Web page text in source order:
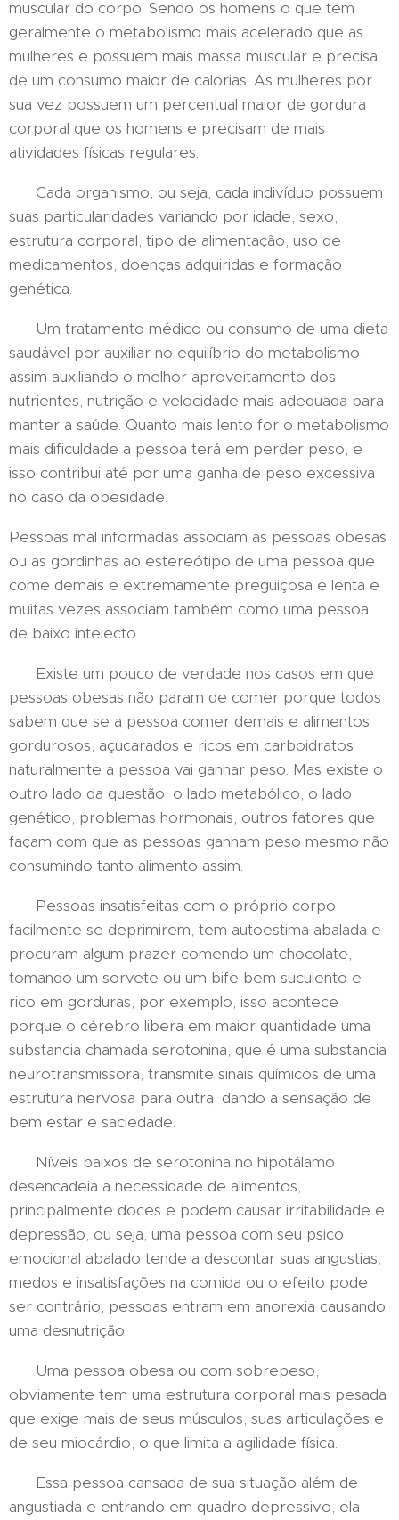
muscular do corpo. Sendo os homens o que tem
geralmente o metabolismo mais acelerado que as
mulheres e possuem mais massa muscular e precisa
de um consumo maior de calorias. As mulheres por
sua vez possuem um percentual maior de gordura
corporal que os homens e precisam de mais
atividades físicas regulares.
Cada organismo, ou seja, cada indivíduo possuem
suas particularidades variando por idade, sexo,
estrutura corporal, tipo de alimentação, uso de
medicamentos, doenças adquiridas e formação
genética.
Um tratamento médico ou consumo de uma dieta
saudável por auxiliar no equilíbrio do metabolismo,
assim auxiliando o melhor aproveitamento dos
nutrientes, nutrição e velocidade mais adequada para
manter a saúde. Quanto mais lento for o metabolismo
mais dificuldade a pessoa terá em perder peso, e
isso contribui até por uma ganha de peso excessiva
no caso da obesidade.
Pessoas mal informadas associam as pessoas obesas
ou as gordinhas ao estereótipo de uma pessoa que
come demais e extremamente preguiçosa e lenta e
muitas vezes associam também como uma pessoa
de baixo intelecto.
Existe um pouco de verdade nos casos em que
pessoas obesas não param de comer porque todos
sabem que se a pessoa comer demais e alimentos
gordurosos, açucarados e ricos em carboidratos
naturalmente a pessoa vai ganhar peso. Mas existe o
outro lado da questão, o lado metabólico, o lado
genético, problemas hormonais, outros fatores que
façam com que as pessoas ganham peso mesmo não
consumindo tanto alimento assim.
Pessoas insatisfeitas com o próprio corpo
facilmente se deprimirem, tem autoestima abalada e
procuram algum prazer comendo um chocolate,
tomando um sorvete ou um bife bem suculento e
rico em gorduras, por exemplo, isso acontece
porque o cérebro libera em maior quantidade uma
substancia chamada serotonina, que é uma substancia
neurotransmissora, transmite sinais químicos de uma
estrutura nervosa para outra, dando a sensação de
bem estar e saciedade.
Níveis baixos de serotonina no hipotálamo
desencadeia a necessidade de alimentos,
principalmente doces e podem causar irritabilidade e
depressão, ou seja, uma pessoa com seu psico
emocional abalado tende a descontar suas angustias,
medos e insatisfações na comida ou o efeito pode
ser contrário, pessoas entram em anorexia causando
uma desnutrição.
Uma pessoa obesa ou com sobrepeso,
obviamente tem uma estrutura corporal mais pesada
que exige mais de seus músculos, suas articulações e
de seu miocárdio, o que limita a agilidade física.
Essa pessoa cansada de sua situação além de
angustiada e entrando em quadro depressivo, ela